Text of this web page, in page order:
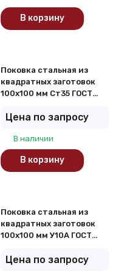
В корзину
Поковка стальная из
квадратных заготовок
100х100 мм Ст35 ГОСТ
Цена по запросу
В наличии
В корзину
Поковка стальная из
квадратных заготовок
100х100 мм У10А ГОСТ
Цена по запросу